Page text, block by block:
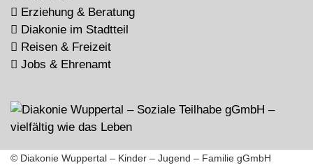
Erziehung & Beratung
Diakonie im Stadtteil
Reisen & Freizeit
Jobs & Ehrenamt
© Diakonie Wuppertal – Kinder – Jugend – Familie gGmbH